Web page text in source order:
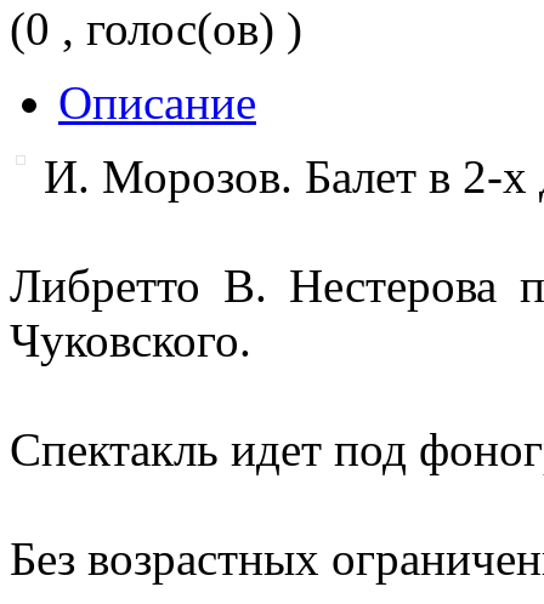
(0 , голос(ов) )
Описание
И. Морозов. Балет в 2-х
Либретто В. Нестерова
Чуковского.
Спектакль идет под
Без возрастных